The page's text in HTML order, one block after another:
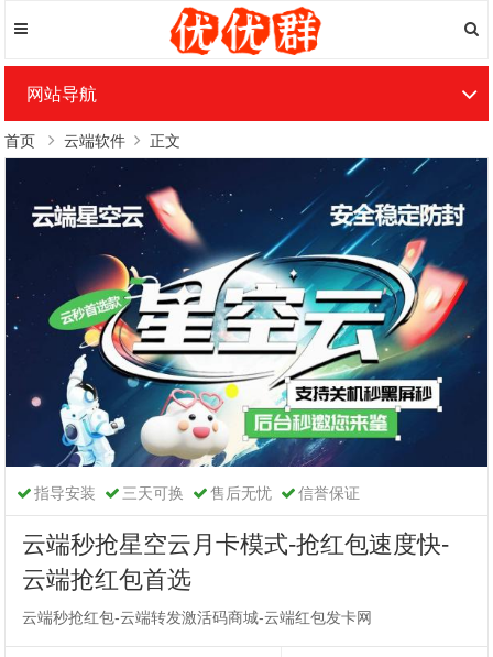
网站导航
首页 云端软件 正文
指导安装 三天可换 售后无忧 信誉保证
云端秒抢星空云月卡模式-抢红包速度快-
云端抢红包首选
云端秒抢红包-云端转发激活码商城-云端红包发卡网